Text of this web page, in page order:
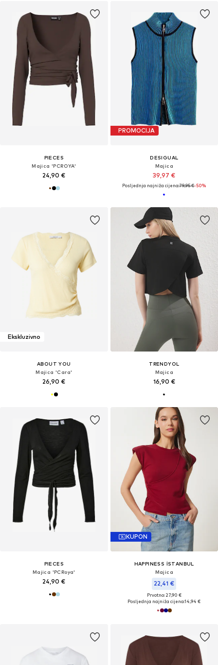
PIECES
Majica 'PCROYA'
24,90 €
PROMOCIJA
DESIGUAL
Majica
39,97 €
Posljednja najniža cijena:79,95 €-50%
Ekskluzivno
ABOUT YOU
Majica 'Cara'
26,90 €
TRENDYOL
Majica
16,90 €
PIECES
Majica 'PCRoya'
24,90 €
KUPON
HAPPINESS İSTANBUL
Majica
22,41 €
Prvotno: 27,90 €
Posljednja najniža cijena:14,94 €